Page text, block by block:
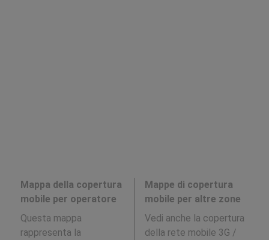
Mappa della copertura
mobile per operatore
Questa mappa
rappresenta la
Mappe di copertura
mobile per altre zone
Vedi anche la copertura
della rete mobile 3G /